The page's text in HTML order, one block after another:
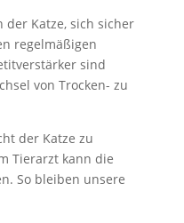
der Katze, sich sicher
regelmäßigen
sind
von Trocken- zu
der Katze zu
Tierarzt kann die
So bleiben unsere